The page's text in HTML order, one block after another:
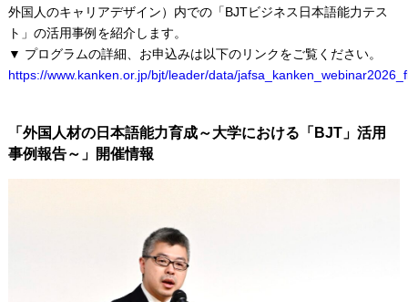
外国人のキャリアデザイン）内での「BJTビジネス日本語能力テス
ト」の活用事例を紹介します。
▼ プログラムの詳細、お申込みは以下のリンクをご覧ください。
https://www.kanken.or.jp/bjt/leader/data/
「外国人材の日本語能力育成～大学における「BJT」活用
事例報告～」開催情報